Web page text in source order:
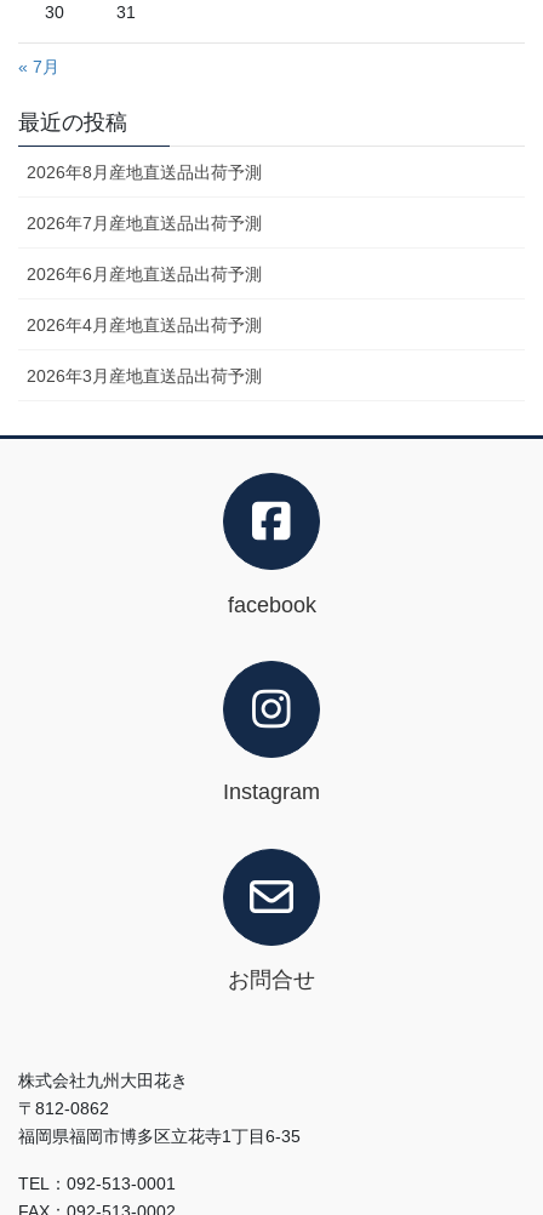
30 31
« 7月
最近の投稿
2026年8月産地直送品出荷予測
2026年7月産地直送品出荷予測
2026年6月産地直送品出荷予測
2026年4月産地直送品出荷予測
2026年3月産地直送品出荷予測
facebook
Instagram
お問合せ
株式会社九州大田花き
〒812-0862
福岡県福岡市博多区立花寺1丁目6-35
TEL：092-513-0001